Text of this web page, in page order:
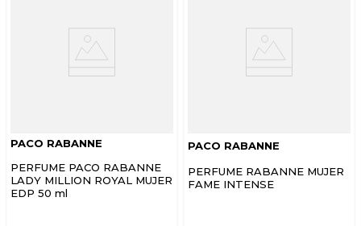
PACO RABANNE
PERFUME PACO RABANNE
LADY MILLION ROYAL MUJER
EDP 50 ml
PACO RABANNE
PERFUME RABANNE MUJER
FAME INTENSE